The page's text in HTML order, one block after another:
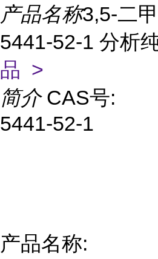
产品名称3,5-二
5441-52-1 分析
品 >
简介 CAS号:
5441-52-1
产品名称: